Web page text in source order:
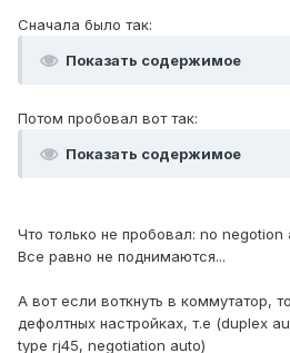
Сначала было так:
Показать содержимое
Потом пробовал вот так:
Показать содержимое
Что только не пробовал: no negotion
Все равно не поднимаются...
А вот если воткнуть в коммутатор,
дефолтных настройках, т.е (duplex
type rj45, negotiation auto)